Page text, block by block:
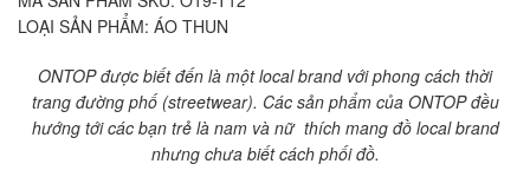
LOẠI SẢN PHẨM: ÁO THUN
ONTOP được biết đến là một local brand với phong cách thời
trang đường phố (streetwear). Các sản phẩm của ONTOP đều
hướng tới các bạn trẻ là nam và nữ thích mang đồ local brand
nhưng chưa biết cách phối đồ.